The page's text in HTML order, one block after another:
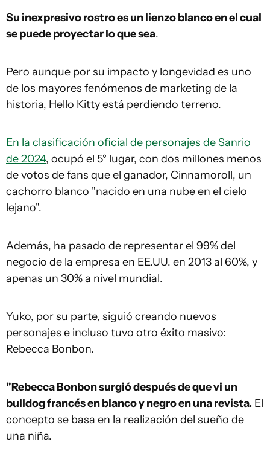
Su inexpresivo rostro es un lienzo blanco en el cual
se puede proyectar lo que sea.
Pero aunque por su impacto y longevidad es uno
de los mayores fenómenos de marketing de la
historia, Hello Kitty está perdiendo terreno.
En la clasificación oficial de personajes de Sanrio
de 2024, ocupó el 5° lugar, con dos millones menos
de votos de fans que el ganador, Cinnamoroll, un
cachorro blanco "nacido en una nube en el cielo
lejano".
Además, ha pasado de representar el 99% del
negocio de la empresa en EE.UU. en 2013 al 60%, y
apenas un 30% a nivel mundial.
Yuko, por su parte, siguió creando nuevos
personajes e incluso tuvo otro éxito masivo:
Rebecca Bonbon.
"Rebecca Bonbon surgió después de que vi un
bulldog francés en blanco y negro en una revista. El
concepto se basa en la realización del sueño de
una niña.